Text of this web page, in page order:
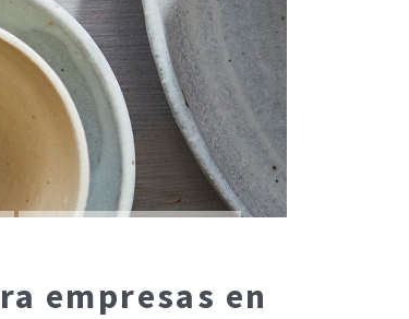
empresas en